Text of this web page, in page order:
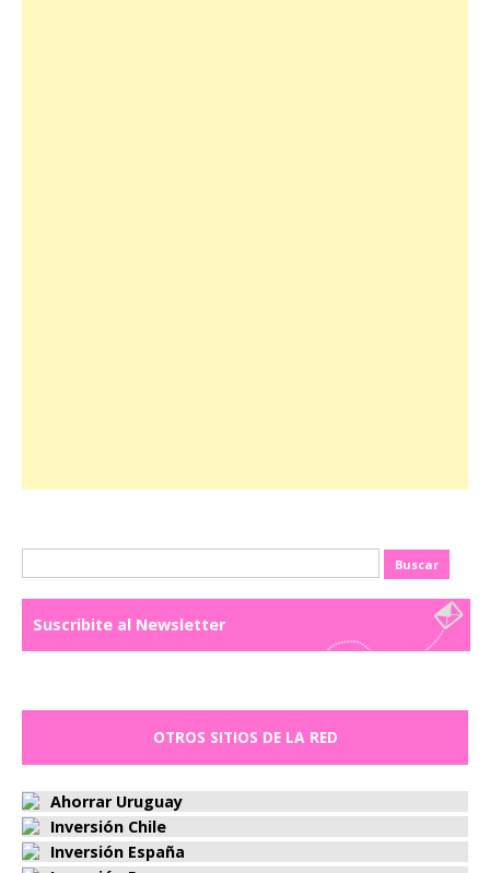
Suscribite al Newsletter
OTROS SITIOS DE LA RED
Ahorrar Uruguay
Inversión Chile
Inversión España